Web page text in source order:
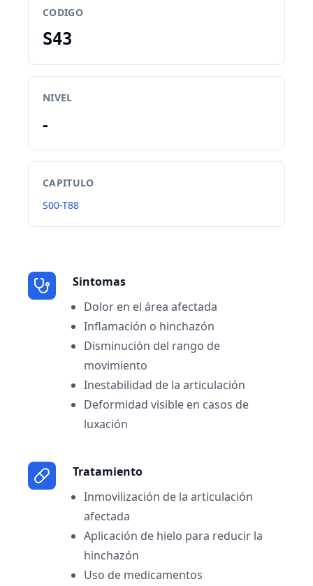
CODIGO
S43
NIVEL
-
CAPITULO
S00-T88
Sintomas
Dolor en el área afectada
Inflamación o hinchazón
Disminución del rango de
movimiento
Inestabilidad de la articulación
Deformidad visible en casos de
luxación
Tratamiento
Inmovilización de la articulación
afectada
Aplicación de hielo para reducir la
hinchazón
Uso de medicamentos